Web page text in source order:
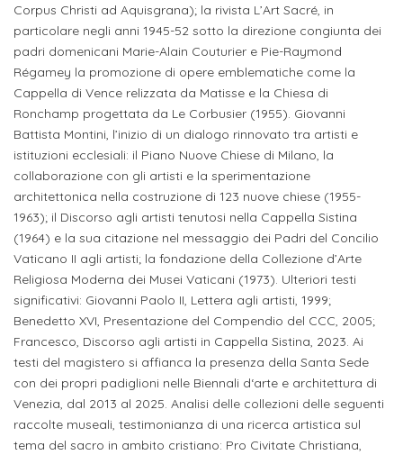
Collaborazioni
Partners
FORMAZIONE
Master
Executive
ATTIVITÀ
DIDATTICA
Materie
di
studio
Progetti
studenti
Iscrizione
a
corsi
singoli
Consulta
Studentesca
SERVIZI
AL
Apprendistato
per
gli
studenti
Stage
attivabili
Opportunità
di
lavoro
saloni
dell'orientamento
Corpus Christi ad Aquisgrana); la rivista L’Art Sacré, in
particolare negli anni 1945-52 sotto la direzione congiunta dei
padri domenicani Marie-Alain Couturier e Pie-Raymond
Régamey la promozione di opere emblematiche come la
Cappella di Vence relizzata da Matisse e la Chiesa di
Ronchamp progettata da Le Corbusier (1955). Giovanni
Battista Montini, l’inizio di un dialogo rinnovato tra artisti e
istituzioni ecclesiali: il Piano Nuove Chiese di Milano, la
collaborazione con gli artisti e la sperimentazione
architettonica nella costruzione di 123 nuove chiese (1955-
1963); il Discorso agli artisti tenutosi nella Cappella Sistina
(1964) e la sua citazione nel messaggio dei Padri del Concilio
Vaticano II agli artisti; la fondazione della Collezione d’Arte
Religiosa Moderna dei Musei Vaticani (1973). Ulteriori testi
significativi: Giovanni Paolo II, Lettera agli artisti, 1999;
Benedetto XVI, Presentazione del Compendio del CCC, 2005;
Francesco, Discorso agli artisti in Cappella Sistina, 2023. Ai
testi del magistero si affianca la presenza della Santa Sede
con dei propri padiglioni nelle Biennali d‘arte e architettura di
Venezia, dal 2013 al 2025. Analisi delle collezioni delle seguenti
raccolte museali, testimonianza di una ricerca artistica sul
tema del sacro in ambito cristiano: Pro Civitate Christiana,